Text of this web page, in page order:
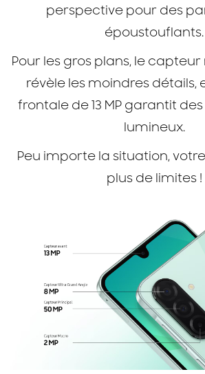
perspective pour des
époustouflants.
Pour les gros plans, le capteur
révèle les moindres détails,
frontale de 13 MP garantit
lumineux.
Peu importe la situation,
plus de limites !